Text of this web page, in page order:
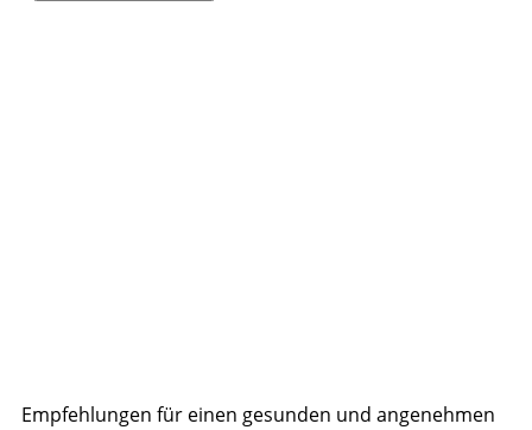
Empfehlungen für einen gesunden und angenehmen